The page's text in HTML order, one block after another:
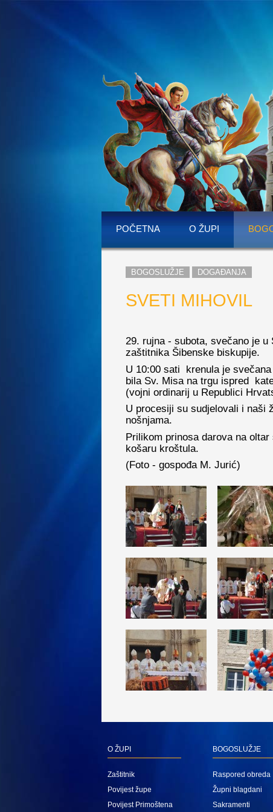
POČETNA O ŽUPI
BOGOSLUŽJE DOGAĐANJA
SVETI MIHOVIL
29. rujna - subota, svečano je
zaštitnika Šibenske biskupije.
U 10:00 sati krenula je
bila Sv. Misa na trgu ispred
(vojni ordinarij u Republici
U procesiji su sudjelovali i naši
nošnjama.
Prilikom prinosa darova na
košaru kroštula.
(Foto - gospođa M. Jurić)
O ŽUPI
Zaštitnik
Povijest župe
Povijest Primoštena
BOGOSLUŽJE
Raspored obreda
Župni blagdani
Sakramenti